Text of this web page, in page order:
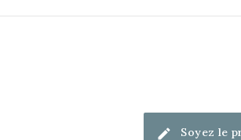
Soyez le